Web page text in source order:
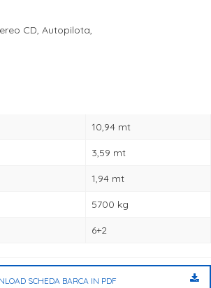
CD, Autopilota,
10,94 mt
3,59 mt
1,94 mt
5700 kg
6+2
SCHEDA BARCA IN PDF